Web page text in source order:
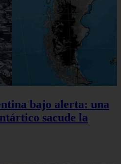
bajo alerta: una
sacude la